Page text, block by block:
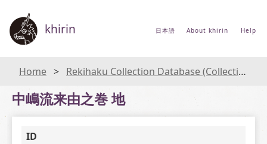
khirin 日本語 About khirin Help
Home Rekihaku Collection Database (Collections Database of the National Museum of Japanese History)
中嶋流来由之巻 地
ID